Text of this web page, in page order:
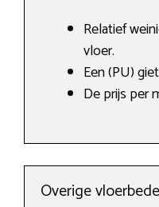
Relatief
vloer.
Een (PU)
De prijs per
Overige